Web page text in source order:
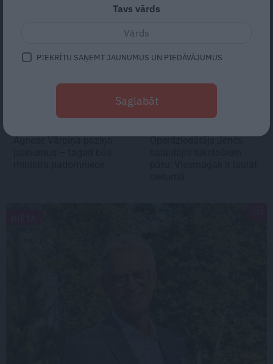
Agnese Vārpiņa paziņo
Operdziedātājs Jenčs
Tavs vārds
PIEKRĪTU SAŅEMT JAUNUMUS UN PIEDĀVĀJUMUS
Saglabāt